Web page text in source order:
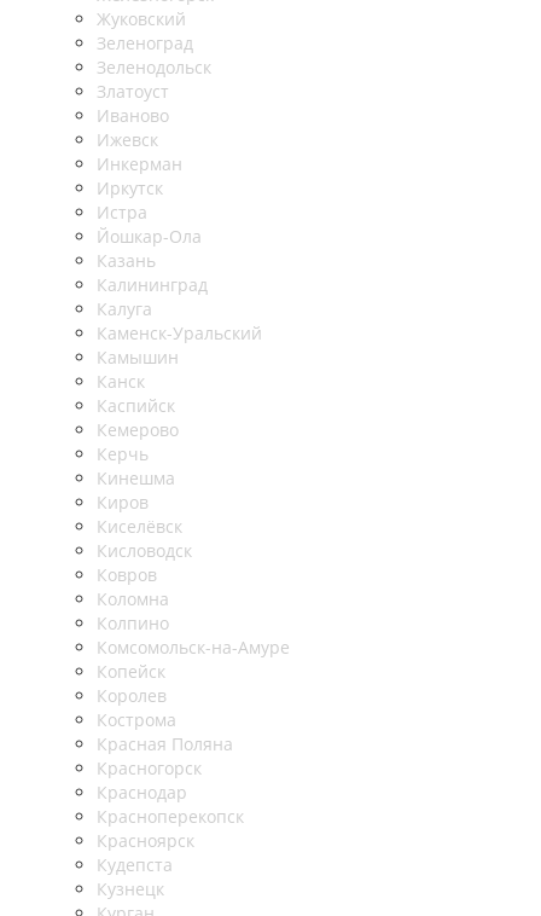
Жуковский
Зеленоград
Зеленодольск
Златоуст
Иваново
Ижевск
Инкерман
Иркутск
Истра
Йошкар-Ола
Казань
Калининград
Калуга
Каменск-Уральский
Камышин
Канск
Каспийск
Кемерово
Керчь
Кинешма
Киров
Киселёвск
Кисловодск
Ковров
Коломна
Колпино
Комсомольск-на-Амуре
Копейск
Королев
Кострома
Красная Поляна
Красногорск
Краснодар
Красноперекопск
Красноярск
Кудепста
Кузнецк